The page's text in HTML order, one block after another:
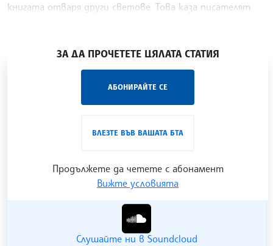
книгата отваря други светове. Това каза писателят
ЗА ДА ПРОЧЕТЕТЕ ЦЯЛАТА СТАТИЯ
АБОНИРАЙТЕ СЕ
ВЛЕЗТЕ ВЪВ ВАШАТА БТА
Продължете да четете с абонамент
Вижте условията
„Час ЛИК“ на БТА е мястото за срещи отблизо с
Гледайте ни в YouTube
Слушайте ни в Soundcloud